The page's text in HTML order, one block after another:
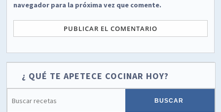
navegador para la próxima vez que comente.
¿ QUÉ TE APETECE COCINAR HOY?